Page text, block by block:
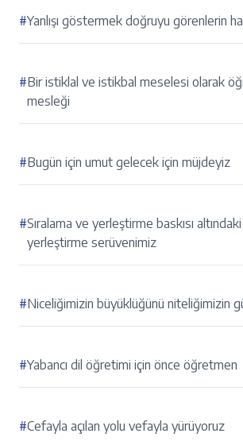
#Yanlışı göstermek doğruyu görenlerin
#Bir istiklal ve istikbal meselesi olarak
mesleği
#Bugün için umut gelecek için müjdeyiz
#Sıralama ve yerleştirme baskısı
yerleştirme serüvenimiz
#Niceliğimizin büyüklüğünü niteliğimizin
#Yabancı dil öğretimi için önce öğretmen
#Cefayla açılan yolu vefayla yürüyoruz